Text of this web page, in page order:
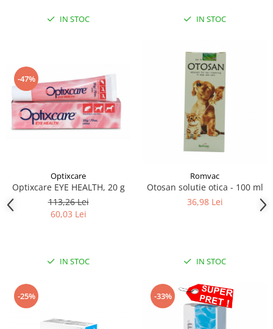
IN STOC IN STOC
-47%
Optixcare
Optixcare EYE HEALTH, 20 g
113,26 Lei
60,03 Lei
IN STOC
Romvac
Otosan solutie otica - 100 ml
36,98 Lei
IN STOC
-25% -33%